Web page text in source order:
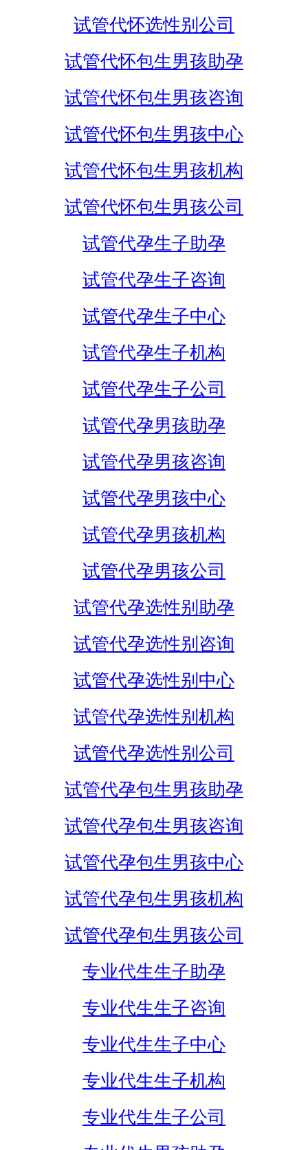
试管代怀选性别公司
试管代怀包生男孩助孕
试管代怀包生男孩咨询
试管代怀包生男孩中心
试管代怀包生男孩机构
试管代怀包生男孩公司
试管代孕生子助孕
试管代孕生子咨询
试管代孕生子中心
试管代孕生子机构
试管代孕生子公司
试管代孕男孩助孕
试管代孕男孩咨询
试管代孕男孩中心
试管代孕男孩机构
试管代孕男孩公司
试管代孕选性别助孕
试管代孕选性别咨询
试管代孕选性别中心
试管代孕选性别机构
试管代孕选性别公司
试管代孕包生男孩助孕
试管代孕包生男孩咨询
试管代孕包生男孩中心
试管代孕包生男孩机构
试管代孕包生男孩公司
专业代生生子助孕
专业代生生子咨询
专业代生生子中心
专业代生生子机构
专业代生生子公司